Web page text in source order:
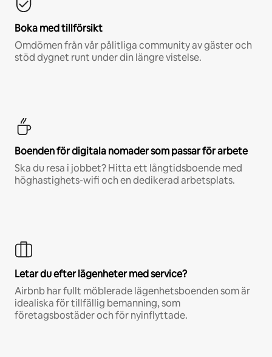
Boka med tillförsikt
Omdömen från vår pålitliga community av gäster och
stöd dygnet runt under din längre vistelse.
Boenden för digitala nomader som passar för arbete
Ska du resa i jobbet? Hitta ett långtidsboende med
höghastighets-wifi och en dedikerad arbetsplats.
Letar du efter lägenheter med service?
Airbnb har fullt möblerade lägenhetsboenden som är
idealiska för tillfällig bemanning, som
företagsbostäder och för nyinflyttade.